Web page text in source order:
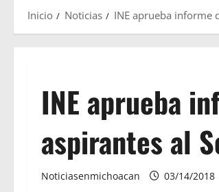
Inicio Noticias INE aprueba informe
INE aprueba
aspirantes al
Noticiasenmichoacan 03/14/2018